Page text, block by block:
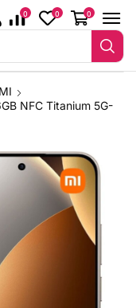
0 0 0
NFC Titanium 5G-